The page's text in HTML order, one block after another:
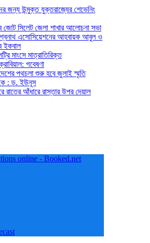
জন্য উন্মুক্ত যুক্তরাজ্যের শেভেনিং
সিলেট জেলা শাখার আলোচনা সভা
এসোসিয়েশনের আহবায়ক আবুল ও
ইকবাল
মাংসে মাত্রাতিরিক্ত
গবেষণা
পথচলা শুরু হবে জুলাই স্মৃতি
: ড. ইউনূস
রাতের আঁধারে রাস্তার উপর দেয়াল